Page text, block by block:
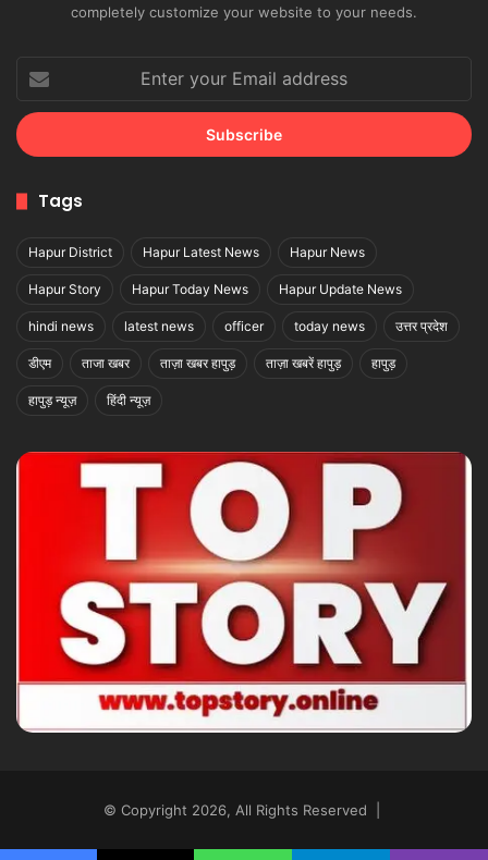
completely customize your website to your needs.
your
Email
address
Tags
Hapur District Hapur Latest News Hapur News
Hapur Story Hapur Today News Hapur Update News
hindi news latest news officer today news उत्तर प्रदेश
डीएम ताजा खबर ताज़ा खबर हापुड़ ताज़ा खबरें हापुड़ हापुड़
हापुड़ न्यूज़ हिंदी न्यूज़
© Copyright 2026, All Rights Reserved |